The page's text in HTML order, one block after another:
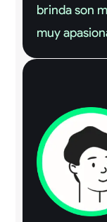
brinda son
muy